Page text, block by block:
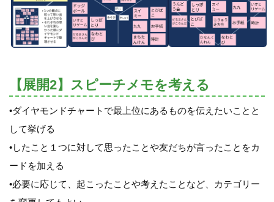
【展開2】スピーチメモを考える
•ダイヤモンドチャートで最上位にあるものを伝えたいことと
して挙げる
•したこと１つに対して思ったことや友だちが言ったことをカ
ードを加える
•必要に応じて、起こったことや考えたことなど、カテゴリー